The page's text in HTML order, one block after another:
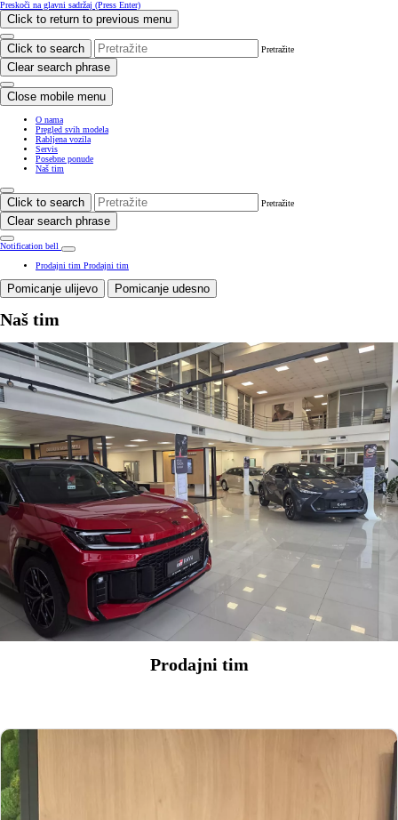
Preskoči na glavni sadržaj (Press Enter)
Click to return to previous menu
Click to search Pretražite
Clear search phrase
Close mobile menu
O nama
Pregled svih modela
Rabljena vozila
Servis
Posebne ponude
Naš tim
Click to search Pretražite
Clear search phrase
Notification bell
Prodajni tim Prodajni tim
Pomicanje ulijevo Pomicanje udesno
Naš tim
Prodajni tim